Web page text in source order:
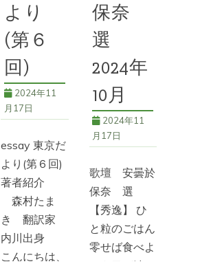
日には来賓を
招きオープニ
ングセレモ
続きを読む
58号 ,長野県
立歴史館
より
(第６
回)
2024年11
月17日
essay 東京だ
より(第６回)
著者紹介
森村たま
き 翻訳家
内川出身
こんにちは、
保奈
選
2024年
10月
2024年11
月17日
歌壇 安曇於
保奈 選
【秀逸】 ひ
と粒のごはん
零せば食べよ
とう目が潰れ